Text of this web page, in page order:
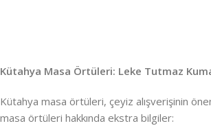
Kütahya Masa Örtüleri: Leke Tutmaz
Kütahya masa örtüleri, çeyiz alışverişinin
masa örtüleri hakkında ekstra bilgiler: